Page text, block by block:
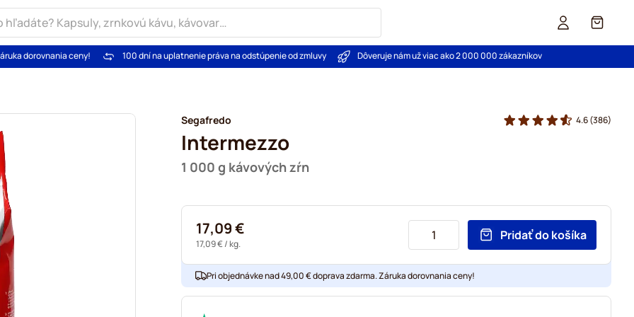
Košík
dorovnania ceny! 100 dní na uplatnenie práva na odstúpenie od zmluvy Dôveruje nám už viac ako 2 000 000 zákazníkov
Segafredo
Intermezzo
1 000 g kávových zŕn
4.6(386)
17,09 €
17,09 €/ kg.
Pridať do košíka
Pri objednávke nad 49,00 € doprava zdarma. Záruka dorovnania ceny!